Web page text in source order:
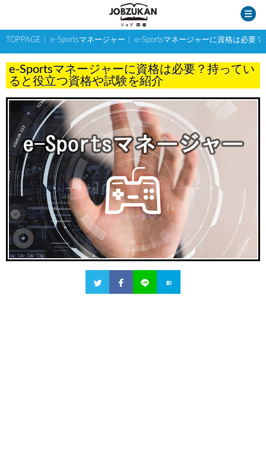
TOPPAGE e-Sportsマネージャー e-Sportsマネージャーに資格は必要
e-Sportsマネージャーに資格は必要？持ってい
ると役立つ資格や試験を紹介